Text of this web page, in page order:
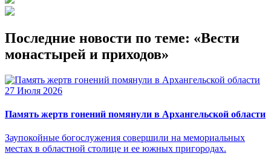
Последние новости по теме: «Вести
монастырей и приходов»
27 Июля 2026
Память жертв гонений помянули в Архангельской области
Заупокойные богослужения совершили на мемориальных
местах в областной столице и ее южных пригородах.